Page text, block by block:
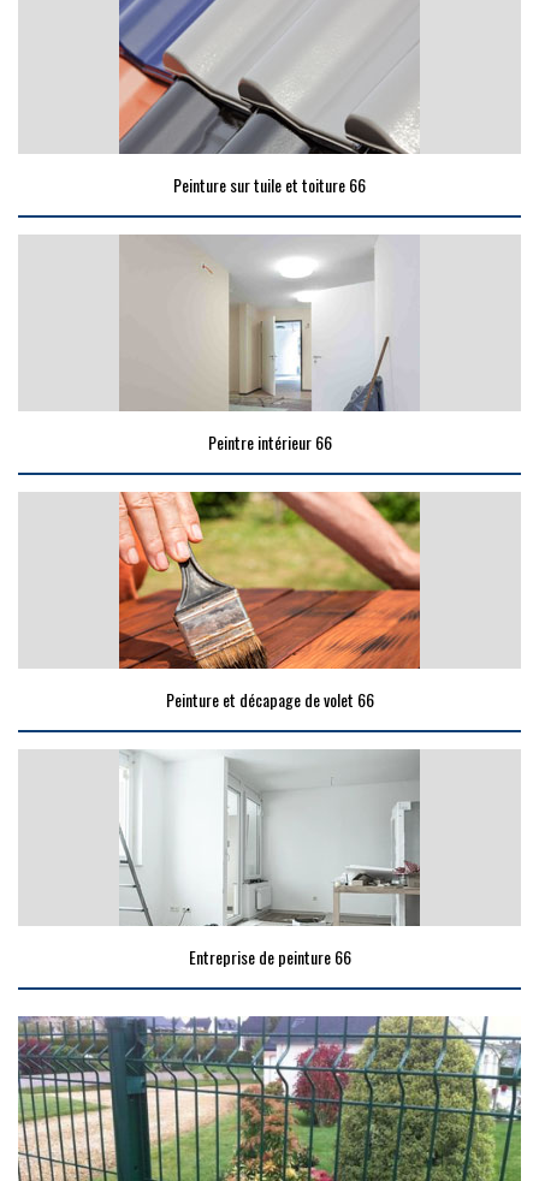
Peinture sur tuile et toiture 66
Peintre intérieur 66
Peinture et décapage de volet 66
Entreprise de peinture 66